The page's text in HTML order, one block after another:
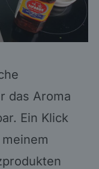
das Aroma
Ein Klick